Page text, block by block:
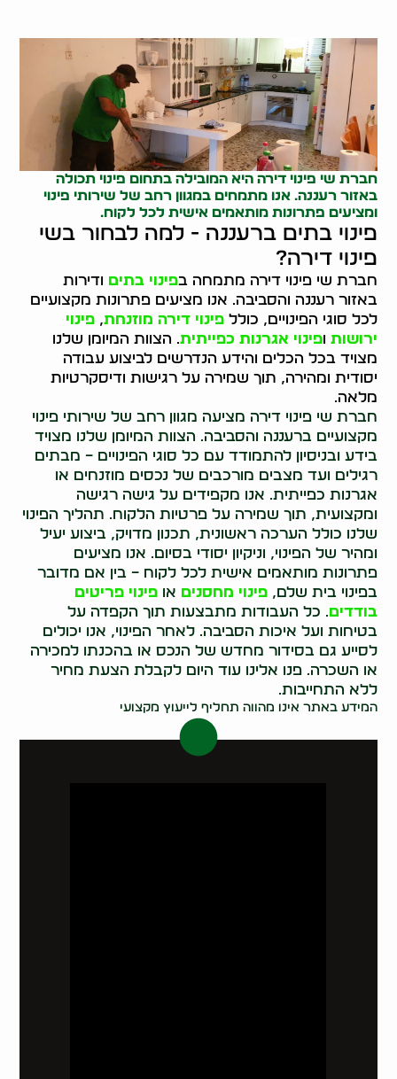
חברת שי פינוי דירה היא המובילה בתחום פינוי תכולה
באזור רעננה. אנו מתמחים במגוון רחב של שירותי פינוי
ומציעים פתרונות מותאמים אישית לכל לקוח.
פינוי בתים ברעננה - למה לבחור בשי
פינוי דירה?
חברת שי פינוי דירה מתמחה בפינוי בתים ודירות
באזור רעננה והסביבה. אנו מציעים פתרונות מקצועיים
לכל סוגי הפינויים, כוללפינוי דירה מוזנחת,פינוי
ירושות ופינוי אגרנות כפייתית. הצוות המיומן שלנו
מצויד בכל הכלים והידע הנדרשים לביצוע עבודה
יסודית ומהירה, תוך שמירה על רגישות ודיסקרטיות
מלאה.
חברת שי פינוי דירה מציעה מגוון רחב של שירותי פינוי
מקצועיים ברעננה והסביבה. הצוות המיומן שלנו מצויד
בידע ובניסיון להתמודד עם כל סוגי הפינויים – מבתים
רגילים ועד מצבים מורכבים של נכסים מוזנחים או
אגרנות כפייתית. אנו מקפידים על גישה רגישה
ומקצועית, תוך שמירה על פרטיות הלקוח. תהליך הפינוי
שלנו כולל הערכה ראשונית, תכנון מדויק, ביצוע יעיל
ומהיר של הפינוי, וניקיון יסודי בסיום. אנו מציעים
פתרונות מותאמים אישית לכל לקוח – בין אם מדובר
בפינוי בית שלם,פינוי מחסנים אופינוי פריטים
בודדים. כל העבודות מתבצעות תוך הקפדה על
בטיחות ועל איכות הסביבה. לאחר הפינוי, אנו יכולים
לסייע גם בסידור מחדש של הנכס או בהכנתו למכירה
או השכרה. פנו אלינו עוד היום לקבלת הצעת מחיר
ללא התחייבות.
המידע באתר אינו מהווה תחליף לייעוץ מקצועי